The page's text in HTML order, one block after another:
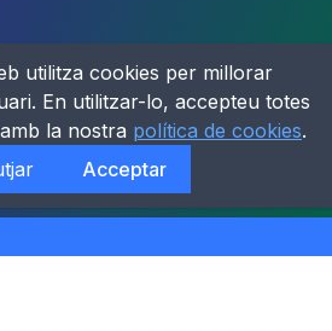
utilitza cookies per millorar
En utilitzar-lo, accepteu totes
la nostra política de cookies.
Acceptar